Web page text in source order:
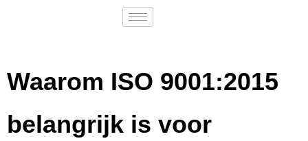
Waarom ISO 9001:2015
belangrijk is voor